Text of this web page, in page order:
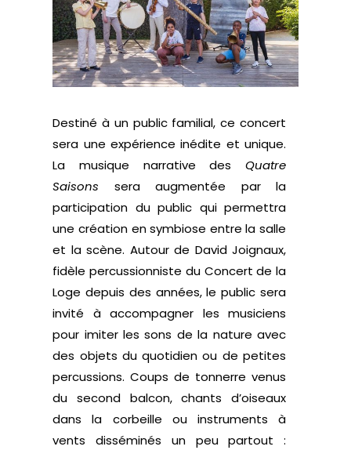
Destiné à un public familial, ce concert
sera une expérience inédite et unique.
La musique narrative desQuatre
Saisons sera augmentée par la
participation du public qui permettra
une création en symbiose entre la salle
et la scène. Autour de David Joignaux,
fidèle percussionniste du Concert de la
Loge depuis des années, le public sera
invité à accompagner les musiciens
pour imiter les sons de la nature avec
des objets du quotidien ou de petites
percussions. Coups de tonnerre venus
du second balcon, chants d’oiseaux
dans la corbeille ou instruments à
vents disséminés un peu partout :